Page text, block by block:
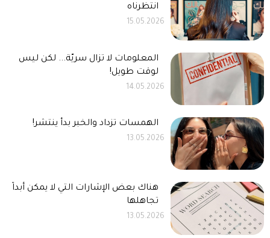
انتظرناه
15.05.2026
المعلومات لا تزال سريّة... لكن ليس
لوقت طويل!
14.05.2026
الهمسات تزداد والخبر بدأ ينتشر!
13.05.2026
هناك بعض الإشارات التي لا يمكن أبداً
تجاهلها
13.05.2026